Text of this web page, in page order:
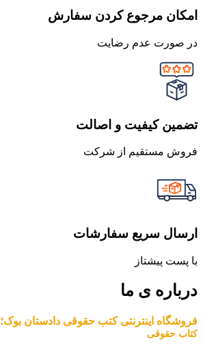
امکان مرجوع کردن سفارش
در صورت عدم رضایت
تضمین کیفیت و اصالت
فروش مستقیم از شرکت
ارسال سریع سفارشات
با پست پیشتاز
درباره ی ما
فروشگاه اینترنتی کتب حقوقی دادستان بوک؛
کتاب حقوقی